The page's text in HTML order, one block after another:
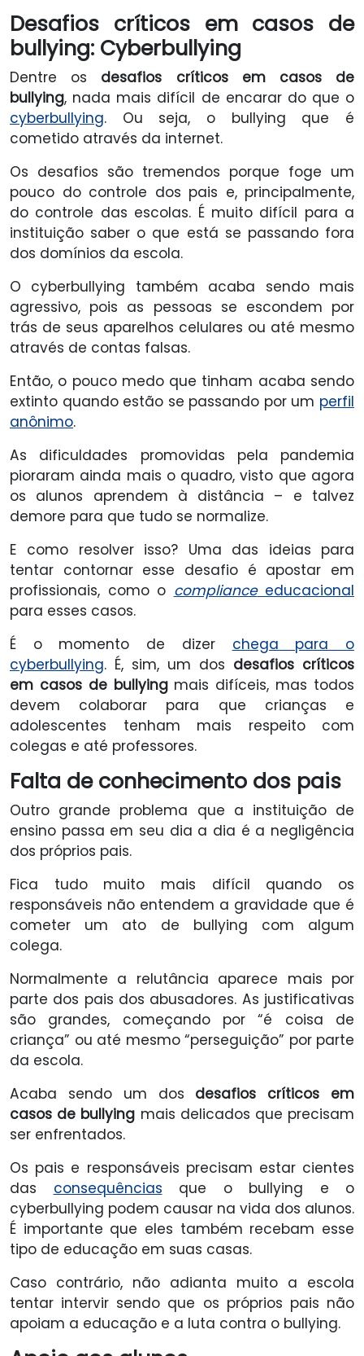
Desafios críticos em casos de
bullying: Cyberbullying
Dentre os desafios críticos em casos de
bullying, nada mais difícil de encarar do que o
cyberbullying. Ou seja, o bullying que é
cometido através da internet.
Os desafios são tremendos porque foge um
pouco do controle dos pais e, principalmente,
do controle das escolas. É muito difícil para a
instituição saber o que está se passando fora
dos domínios da escola.
O cyberbullying também acaba sendo mais
agressivo, pois as pessoas se escondem por
trás de seus aparelhos celulares ou até mesmo
através de contas falsas.
Então, o pouco medo que tinham acaba sendo
extinto quando estão se passando por um perfil
anônimo.
As dificuldades promovidas pela pandemia
pioraram ainda mais o quadro, visto que agora
os alunos aprendem à distância – e talvez
demore para que tudo se normalize.
E como resolver isso? Uma das ideias para
tentar contornar esse desafio é apostar em
profissionais, como o complianceeducacional
para esses casos.
É o momento de dizer chega para o
cyberbullying. É, sim, um dos desafios críticos
em casos de bullyingmais difíceis, mas todos
devem colaborar para que crianças e
adolescentes tenham mais respeito com
colegas e até professores.
Falta de conhecimento dos pais
Outro grande problema que a instituição de
ensino passa em seu dia a dia é a negligência
dos próprios pais.
Fica tudo muito mais difícil quando os
responsáveis não entendem a gravidade que é
cometer um ato de bullying com algum
colega.
Normalmente a relutância aparece mais por
parte dos pais dos abusadores. As justificativas
são grandes, começando por “é coisa de
criança” ou até mesmo “perseguição” por parte
da escola.
Acaba sendo um dos desafios críticos em
casos de bullying mais delicados que precisam
ser enfrentados.
Os pais e responsáveis precisam estar cientes
das consequências que o bullying e o
cyberbullying podem causar na vida dos alunos.
É importante que eles também recebam esse
tipo de educação em suas casas.
Caso contrário, não adianta muito a escola
tentar intervir sendo que os próprios pais não
apoiam a educação e a luta contra o bullying.